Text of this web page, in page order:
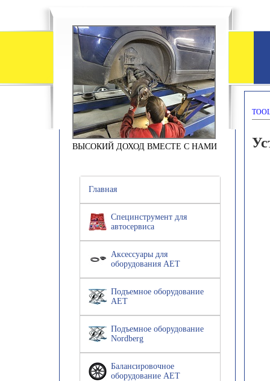
ВЫСОКИЙ ДОХОД ВМЕСТЕ С НАМИ
Главная
Специнструмент для
автосервиса
Аксессуары для
оборудования АЕТ
Подъемное оборудование
AET
Подъемное оборудование
Nordberg
Балансировочное
оборудование AET